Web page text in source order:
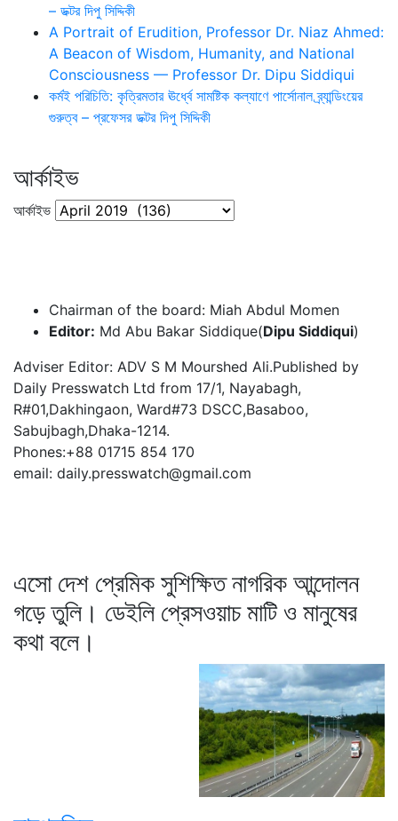
– ডক্টর দিপু সিদ্দিকী
A Portrait of Erudition, Professor Dr. Niaz Ahmed:
A Beacon of Wisdom, Humanity, and National
Consciousness — Professor Dr. Dipu Siddiqui
কর্মই পরিচিতি: কৃত্রিমতার ঊর্ধ্বে সামষ্টিক কল্যাণে পার্সোনাল ব্র্যান্ডিংয়ের
গুরুত্ব – প্রফেসর ডক্টর দিপু সিদ্দিকী
আর্কাইভ
আর্কাইভ
Chairman of the board: Miah Abdul Momen
Editor: Md Abu Bakar Siddique(Dipu Siddiqui)
Adviser Editor: ADV S M Mourshed Ali.Published by
Daily Presswatch Ltd from 17/1, Nayabagh,
R#01,Dakhingaon, Ward#73 DSCC,Basaboo,
Sabujbagh,Dhaka-1214.
Phones:+88 01715 854 170
email: daily.presswatch@gmail.com
এসো দেশ প্রেমিক সুশিক্ষিত নাগরিক আন্দোলন
গড়ে তুলি। ডেইলি প্রেসওয়াচ মাটি ও মানুষের
কথা বলে।